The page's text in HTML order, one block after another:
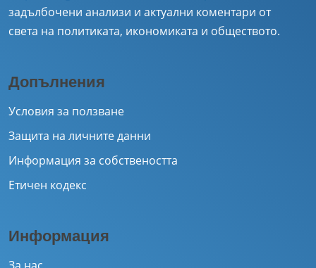
задълбочени анализи и актуални коментари от
света на политиката, икономиката и обществото.
Допълнения
Условия за ползване
Защита на личните данни
Информация за собствеността
Етичен кодекс
Информация